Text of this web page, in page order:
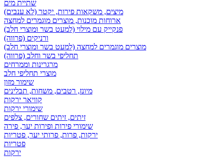
שתיית מים
מיצים, משקאות פירות, יקטר (לא ענבים)
ארוחות מוכנות, מוצרים מוגמרים למחצה
פנקייק עם מילוי (למעט בשר ומוצרי חלב)
ורניקים (פרווה)
מוצרים מוגמרים למחצה (למעט בשר ומוצרי חלב)
תחליפי בשר וחלב (פרווה)
מרגרינות וממרחים
מוצרי תחליפי חלב
שימור מזון
מיונז, רטבים, משחות, תבלינים
קוויאר ירקות
שימורי ירקות
זיתים, זיתים שחורים, צלפים
שימורי פירות ופירות יער, פירה
ירקות, פרות, פרותי יער, פטריות
פטריות
ירקות